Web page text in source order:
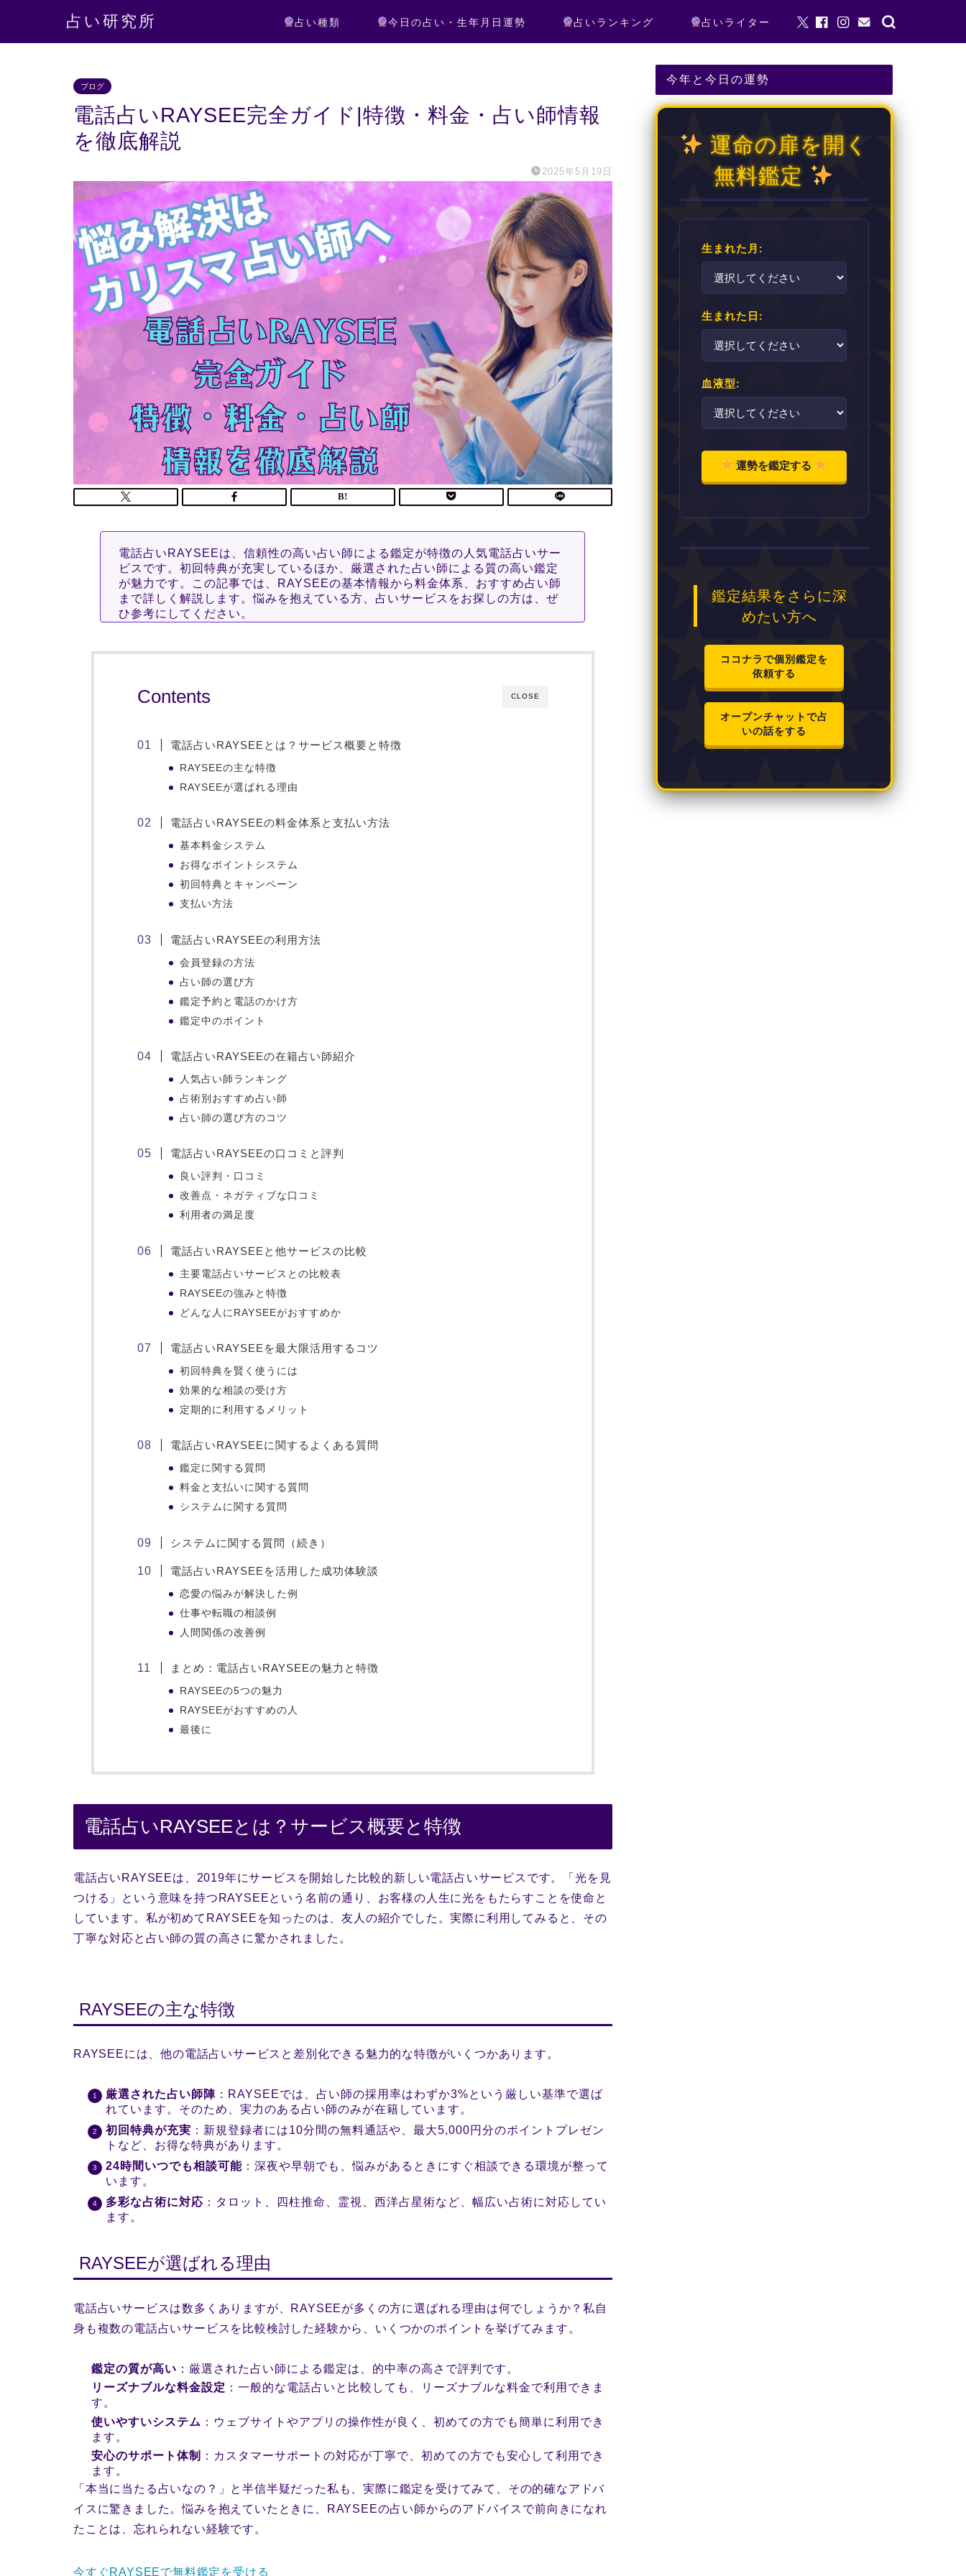
占い研究所 占い種類 今日の占い・生年月日運勢 占いランキング 占いライター
ブログ
電話占いRAYSEE完全ガイド|特徴・料金・占い師情報
を徹底解説
2025年5月19日
電話占いRAYSEEは、信頼性の高い占い師による鑑定が特徴の人気電話占いサー
ビスです。初回特典が充実しているほか、厳選された占い師による質の高い鑑定
が魅力です。この記事では、RAYSEEの基本情報から料金体系、おすすめ占い師
まで詳しく解説します。悩みを抱えている方、占いサービスをお探しの方は、ぜ
ひ参考にしてください。
CLOSE
Contents
電話占いRAYSEEとは？サービス概要と特徴
RAYSEEの主な特徴
RAYSEEが選ばれる理由
電話占いRAYSEEの料金体系と支払い方法
基本料金システム
お得なポイントシステム
初回特典とキャンペーン
支払い方法
電話占いRAYSEEの利用方法
会員登録の方法
占い師の選び方
鑑定予約と電話のかけ方
鑑定中のポイント
電話占いRAYSEEの在籍占い師紹介
人気占い師ランキング
占術別おすすめ占い師
占い師の選び方のコツ
電話占いRAYSEEの口コミと評判
良い評判・口コミ
改善点・ネガティブな口コミ
利用者の満足度
電話占いRAYSEEと他サービスの比較
主要電話占いサービスとの比較表
RAYSEEの強みと特徴
どんな人にRAYSEEがおすすめか
電話占いRAYSEEを最大限活用するコツ
初回特典を賢く使うには
効果的な相談の受け方
定期的に利用するメリット
電話占いRAYSEEに関するよくある質問
鑑定に関する質問
料金と支払いに関する質問
システムに関する質問
システムに関する質問（続き）
電話占いRAYSEEを活用した成功体験談
恋愛の悩みが解決した例
仕事や転職の相談例
人間関係の改善例
まとめ：電話占いRAYSEEの魅力と特徴
RAYSEEの5つの魅力
RAYSEEがおすすめの人
最後に
電話占いRAYSEEとは？サービス概要と特徴
電話占いRAYSEEは、2019年にサービスを開始した比較的新しい電話占いサービスです。「光を見
つける」という意味を持つRAYSEEという名前の通り、お客様の人生に光をもたらすことを使命と
しています。私が初めてRAYSEEを知ったのは、友人の紹介でした。実際に利用してみると、その
丁寧な対応と占い師の質の高さに驚かされました。
RAYSEEの主な特徴
RAYSEEには、他の電話占いサービスと差別化できる魅力的な特徴がいくつかあります。
厳選された占い師陣 ：RAYSEEでは、占い師の採用率はわずか3%という厳しい基準で選ば
れています。そのため、実力のある占い師のみが在籍しています。
初回特典が充実 ：新規登録者には10分間の無料通話や、最大5,000円分のポイントプレゼン
トなど、お得な特典があります。
24時間いつでも相談可能 ：深夜や早朝でも、悩みがあるときにすぐ相談できる環境が整って
います。
多彩な占術に対応 ：タロット、四柱推命、霊視、西洋占星術など、幅広い占術に対応してい
ます。
RAYSEEが選ばれる理由
電話占いサービスは数多くありますが、RAYSEEが多くの方に選ばれる理由は何でしょうか？私自
身も複数の電話占いサービスを比較検討した経験から、いくつかのポイントを挙げてみます。
鑑定の質が高い ：厳選された占い師による鑑定は、的中率の高さで評判です。
リーズナブルな料金設定 ：一般的な電話占いと比較しても、リーズナブルな料金で利用できま
す。
使いやすいシステム ：ウェブサイトやアプリの操作性が良く、初めての方でも簡単に利用でき
ます。
安心のサポート体制
：カスタマーサポートの対応が丁寧で、初めての方でも安心して利用でき
ます。
「本当に当たる占いなの？」と半信半疑だった私も、実際に鑑定を受けてみて、その的確なアドバ
イスに驚きました。悩みを抱えていたときに、RAYSEEの占い師からのアドバイスで前向きになれ
たことは、忘れられない経験です。
今すぐRAYSEEで無料鑑定を受ける
今年と今日の運勢
運命の扉を開く
無料鑑定
生まれた月:
生まれた日:
血液型:
運勢を鑑定する
鑑定結果をさらに深
めたい方へ
ココナラで個別鑑定を
依頼する
オープンチャットで占
いの話をする